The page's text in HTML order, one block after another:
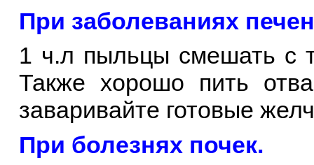
При заболеваниях
1 ч.л пыльцы смешать с
Также хорошо пить
заваривайте готовые
При болезнях почек.